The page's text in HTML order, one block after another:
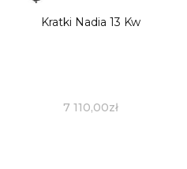
Kratki Nadia 13 Kw
7 110,00zł